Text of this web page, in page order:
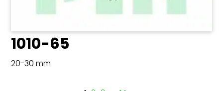
1010-65
20-30 mm